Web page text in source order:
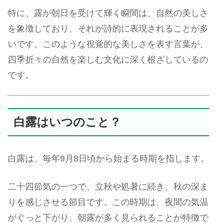
特に、露が朝日を受けて輝く瞬間は、自然の美しさ
を象徴しており、それが詩的に表現されることが多
いです。このような視覚的な美しさを表す言葉が、
四季折々の自然を楽しむ文化に深く根ざしているの
です。
白露はいつのこと？
白露は、毎年9月8日頃から始まる時期を指します。
二十四節気の一つで、立秋や処暑に続き、秋の深ま
りを感じさせる節目です。この時期は、夜間の気温
がぐっと下がり、朝露が多く見られることが特徴で